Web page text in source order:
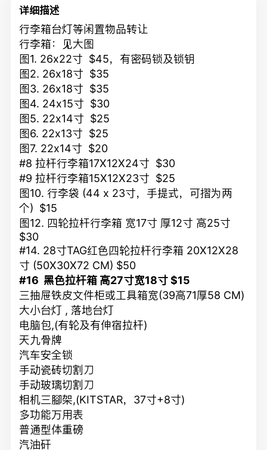
详细描述
行李箱台灯等闲置物品转让
行李箱：见大图
图1. 26x22寸 $45，有密码锁及锁钥
图2. 26x18寸 $35
图3. 26x18寸 $35
图4. 24x15寸 $30
图5. 22x14寸 $25
图6. 22x13寸 $25
图7. 22x14寸 $20
#8 拉杆行李箱17X12X24寸 $30
#9 拉杆行李箱15X12X23寸 $25
图10. 行李袋 (44 x 23寸，手提式，可摺为两
个) $15
图12. 四轮拉杆行李箱 宽17寸 厚12寸 高25寸
$30
#14. 28寸TAG红色四轮拉杆行李箱 20X12X28
寸 (50X30X72 CM) $50
#16 黑色拉杆箱 高27寸宽18寸 $15
三抽屉铁皮文件柜或工具箱宽(39高71厚58 CM)
大小台灯 , 落地台灯
电脑包,(有轮及有伸宿拉杆)
天九骨牌
汽车安全锁
手动瓷砖切割刀
手动玻璃切割刀
相机三腳架,(KITSTAR，37寸+8寸)
多功能万用表
普通型体重磅
汽油矸